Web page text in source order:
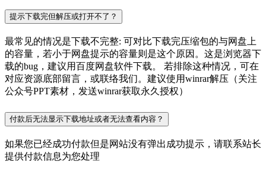
提示下载完但解压或打开不了？
最常见的情况是下载不完整: 可对比下载完压缩包的与网盘上
的容量，若小于网盘提示的容量则是这个原因。这是浏览器下
载的bug，建议用百度网盘软件下载。 若排除这种情况，可在
对应资源底部留言，或联络我们。建议使用winrar解压（关注
公众号PPT素材，发送winrar获取永久授权）
付款后无法显示下载地址或者无法查看内容？
如果您已经成功付款但是网站没有弹出成功提示，请联系站长
提供付款信息为您处理